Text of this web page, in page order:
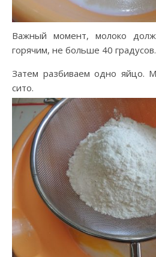
Важный момент, молоко
горячим, не больше 40 градусов.
Затем разбиваем одно яйцо.
сито.